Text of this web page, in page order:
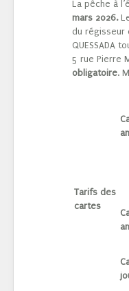
La pêche à
mars 2026.
du régisseur
QUESSADA
5 rue Pierre
obligatoire.
Tarifs des
cartes